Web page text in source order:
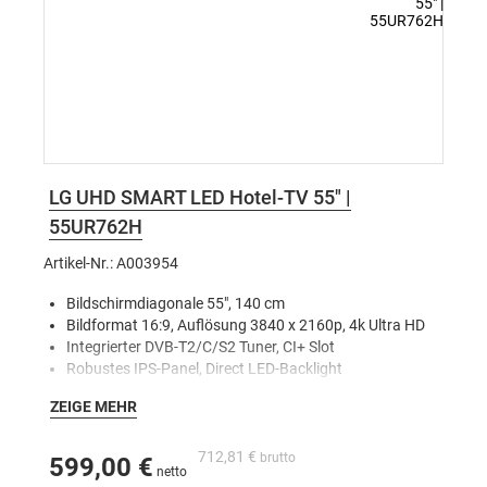
LG UHD SMART LED Hotel-TV 55" |
55UR762H
Artikel-Nr.: A003954
Bildschirmdiagonale 55", 140 cm
Bildformat 16:9, Auflösung 3840 x 2160p, 4k Ultra HD
Integrierter DVB-T2/C/S2 Tuner, CI+ Slot
Robustes IPS-Panel, Direct LED-Backlight
Pro:Centric Direct, Cloud
Smart Home, SmartShare, ScreenShare
Bluetooth Sound Sync
ZEIGE MEHR
712,81 €
599,00 €